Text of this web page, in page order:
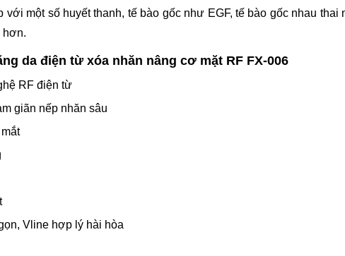
với một số huyết thanh, tế bào gốc như EGF, tế bào gốc nhau
hơn.
da điện từ xóa nhăn nâng cơ mặt RF FX-006
RF điện từ
giãn nếp nhăn sâu
Vline hợp lý hài hòa